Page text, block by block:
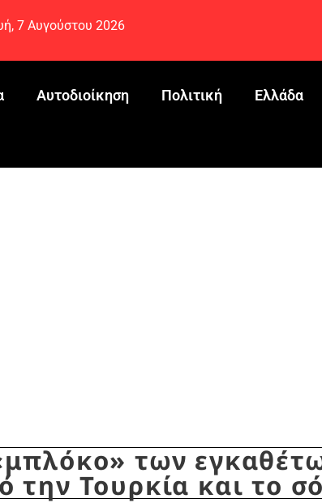
7 Αυγούστου 2026
Αυτοδιοίκηση Πολιτική Ελλάδα
των
την Τουρκία και το